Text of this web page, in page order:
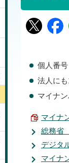
個人番
法人に
マイナ
マイナ
総務省
デジタ
マイナ